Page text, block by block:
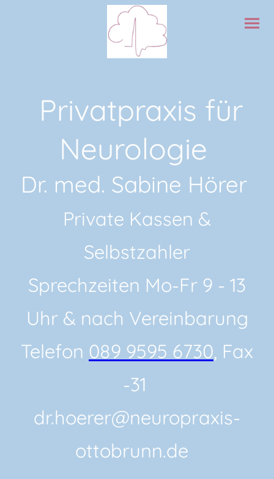
Privatpraxis für
Neurologie
Dr. med. Sabine Hörer
Private Kassen &
Selbstzahler
Sprechzeiten Mo-Fr 9 - 13
Uhr & nach Vereinbarung
Telefon 089 9595 6730, Fax
-31
dr.hoerer@neuropraxis-
ottobrunn.de